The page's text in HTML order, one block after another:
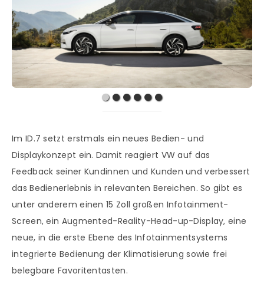
Im ID.7 setzt erstmals ein neues Bedien- und
Displaykonzept ein. Damit reagiert VW auf das
Feedback seiner Kundinnen und Kunden und verbessert
das Bedienerlebnis in relevanten Bereichen. So gibt es
unter anderem einen 15 Zoll großen Infotainment-
Screen, ein Augmented-Reality-Head-up-Display, eine
neue, in die erste Ebene des Infotainmentsystems
integrierte Bedienung der Klimatisierung sowie frei
belegbare Favoritentasten.